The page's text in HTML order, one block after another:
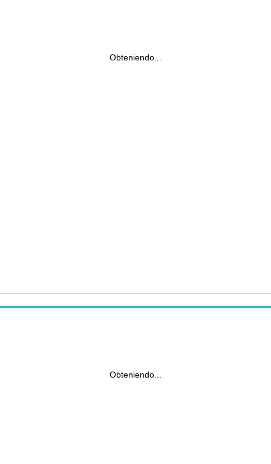
Obteniendo...
Obteniendo...